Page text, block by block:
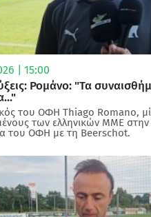
| 15:00
Ρομάνο: "Τα
του ΟΦΗ Thiago Romano,
των ελληνικών ΜΜΕ στην
του ΟΦΗ με τη Beerschot.